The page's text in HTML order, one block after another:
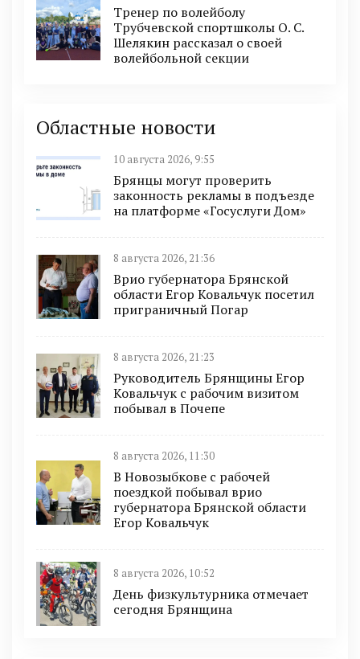
Тренер по волейболу
Трубчевской спортшколы О. С.
Шелякин рассказал о своей
волейбольной секции
Областные новости
10 августа 2026, 9:55
Брянцы могут проверить
законность рекламы в подъезде
на платформе «Госуслуги Дом»
8 августа 2026, 21:36
Врио губернатора Брянской
области Егор Ковальчук посетил
приграничный Погар
8 августа 2026, 21:23
Руководитель Брянщины Егор
Ковальчук с рабочим визитом
побывал в Почепе
8 августа 2026, 11:30
В Новозыбкове с рабочей
поездкой побывал врио
губернатора Брянской области
Егор Ковальчук
8 августа 2026, 10:52
День физкультурника отмечает
сегодня Брянщина